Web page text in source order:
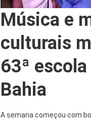
Música e
culturais
63ª
Bahia
A semana começou com